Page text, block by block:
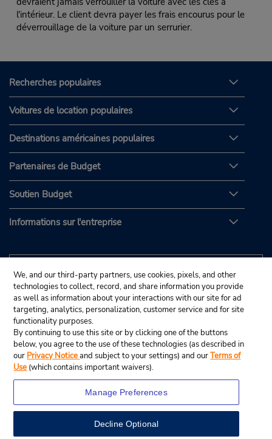
l'intérieur. Le client devra payer les frais encourus pour le
déverrouillage de la voiture par un serrurier.
Recherches populaires
Voitures de location populaires
Destinations américaines populaires
Partenaires de Budget
Soutien Budget
Informations sur l'entreprise
We, and our third-party partners, use cookies, pixels, and other
technologies to collect, record, and share information you provide
as well as information about your interactions with our site for ad
targeting, analytics, personalization, customer service and for site
functionality purposes.
By continuing to use this site or by clicking one of the buttons
below, you agree to the use of these technologies (as described in
our Privacy Noticeand subject to your settings) and ourTerms of
Use (which contains important waivers).
Manage Preferences
Decline Optional